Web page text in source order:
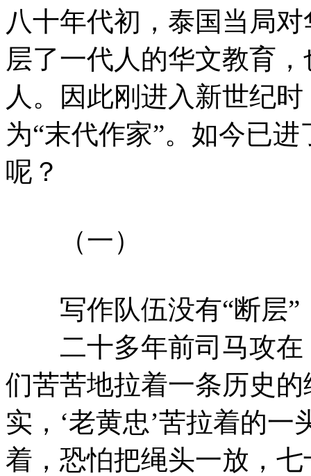
八十年代初，泰国当局
层了一代人的华文教育
人。因此刚进入新世纪
为“末代作家”。如今已
呢？
（一）
写作队伍没有“断层”
二十多年前司马攻在
们苦苦地拉着一条历史
实，‘老黄忠’苦拉着的
着，恐怕把绳头一放，七